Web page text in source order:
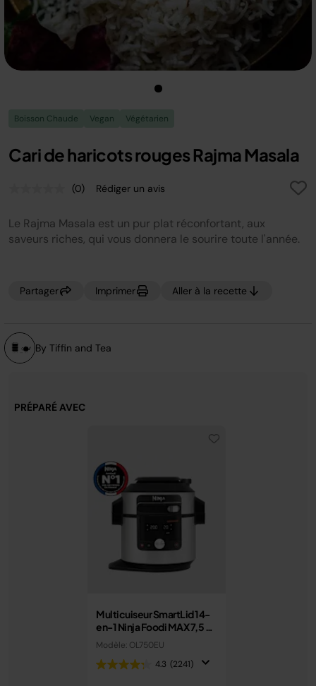
Boisson Chaude Vegan Végétarien
Cari de haricots rouges Rajma Masala
Aucune
notation.
Lien
page.
(0) Rédiger un avis
Le Rajma Masala est un pur plat réconfortant, aux
saveurs riches, qui vous donnera le sourire toute l'année.
Partager Imprimer Aller à la recette
By Tiffin and Tea
PRÉPARÉ AVEC
Multicuiseur SmartLid 14-
en-1 Ninja Foodi MAX 7,5 L
avec couvercle intelligent
OL750EU
Modèle: OL750EU
4.3 (2241)